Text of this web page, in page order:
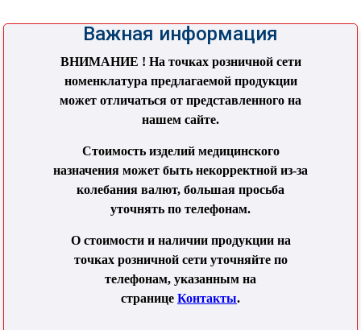
Важная информация
ВНИМАНИЕ ! На точках розничной сети
номенклатура предлагаемой продукции
может отличаться от представленного на
нашем сайте.
Стоимость изделий медицинского
назначения может быть некорректной из-за
колебания валют, большая просьба
уточнять по телефонам.
О стоимости и наличии продукции на
точках розничной сети уточняйте по
телефонам, указанным на
странице Контакты.